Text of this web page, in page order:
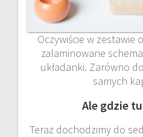
Oczywiście w zestawie
zalaminowane
układanki. Zarówno
samych
Ale gdzie
Teraz dochodzimy do